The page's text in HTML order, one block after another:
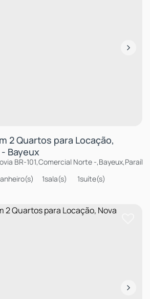
2 Quartos para Locação,
Bayeux
BR-101,Comercial Norte ,Bayeux,Paraíba
1sala(s) 1suíte(s)